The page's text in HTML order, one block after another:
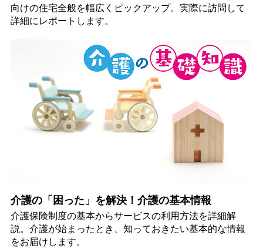
向けの住宅全般を幅広くピックアップ。実際に訪問して
詳細にレポートします。
介護の「困った」を解決！介護の基本情報
介護保険制度の基本からサービスの利用方法を詳細解
説。介護が始まったとき、知っておきたい基本的な情報
をお届けします。